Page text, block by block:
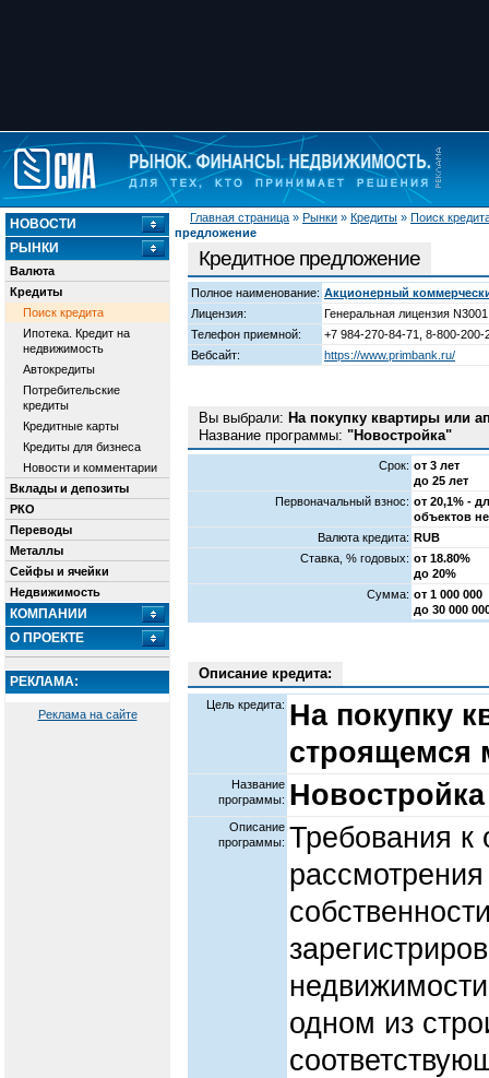
Главная страница » Рынки » Кредиты » Поиск
предложение
НОВОСТИ
РЫНКИ
Валюта
Кредиты
Поиск кредита
Ипотека. Кредит на
недвижимость
Автокредиты
Потребительские
кредиты
Кредитные карты
Кредиты для бизнеса
Новости и комментарии
Вклады и депозиты
РКО
Переводы
Металлы
Сейфы и ячейки
Недвижимость
КОМПАНИИ
О ПРОЕКТЕ
РЕКЛАМА:
Реклама на сайте
Кредитное предложение
Полное наименование: Акционерный
Лицензия:
Генеральная лицензия
Телефон приемной:
+7 984-270-84-71, 8-800-200-
Вебсайт:
https://www.primbank.ru/
Вы выбрали: На покупку квартиры или
Название программы: "Новостройка"
Срок: от 3 лет
до 25 лет
Первоначальный взнос: от 20,1% -
объектов
Валюта кредита: RUB
Cтавка, % годовых: от 18.80%
до 20%
Сумма: от 1 000 000
до 30 000
Описание кредита:
Цель кредита: На покупку
строящемся
Название
программы: Новостройка
Описание
программы: Требования к
одном из